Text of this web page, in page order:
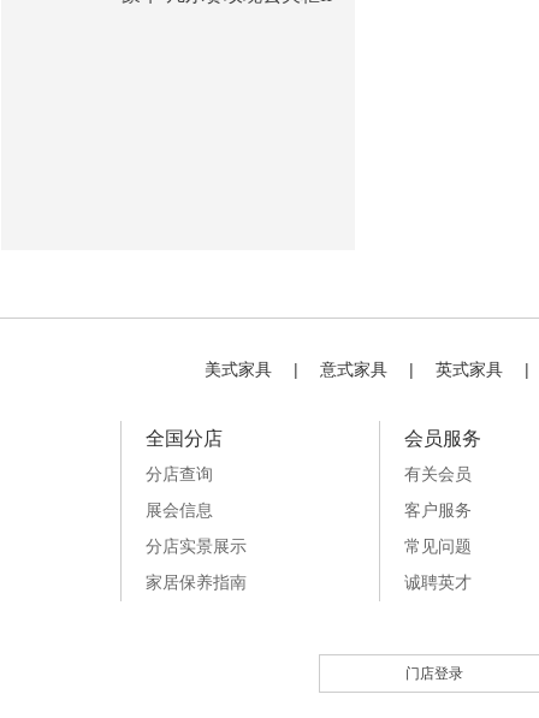
美式家具 | 意式家具 | 英式家具 |
全国分店
分店查询
展会信息
分店实景展示
家居保养指南
会员服务
有关会员
客户服务
常见问题
诚聘英才
门店登录